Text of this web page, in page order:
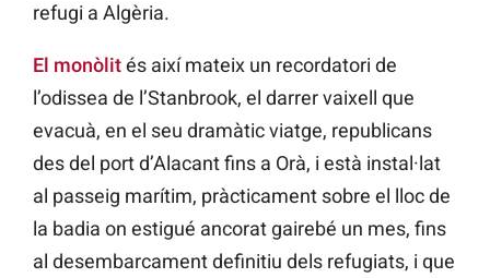
refugi a Algèria.
El monòlités així mateix un recordatori de
l’odissea de l’Stanbrook, el darrer vaixell que
evacuà, en el seu dramàtic viatge, republicans
des del port d’Alacant fins a Orà, i està instal·lat
al passeig marítim, pràcticament sobre el lloc de
la badia on estigué ancorat gairebé un mes, fins
al desembarcament definitiu dels refugiats, i que